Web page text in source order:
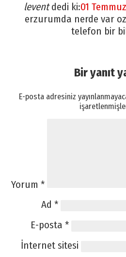
levent dedi ki:01
erzurumda nerde var
telefon bir
Bir yanıt
E-posta adresiniz
Yorum *
Ad *
E-posta *
İnternet sitesi